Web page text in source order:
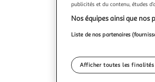
publicités et du contenu, études
Nos équipes ainsi que
Liste de nos partenaires
Afficher toutes les finalités